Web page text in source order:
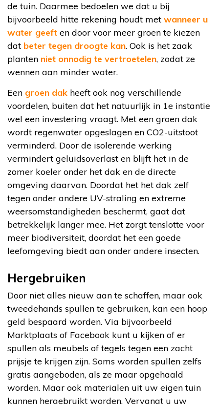
de tuin. Daarmee bedoelen we dat u bij
bijvoorbeeld hitte rekening houdt met wanneer u
water geeft en door voor meer groen te kiezen
dat beter tegen droogte kan. Ook is het zaak
planten niet onnodig te vertroetelen, zodat ze
wennen aan minder water.
Een groen dak heeft ook nog verschillende
voordelen, buiten dat het natuurlijk in 1e instantie
wel een investering vraagt. Met een groen dak
wordt regenwater opgeslagen en CO2-uitstoot
verminderd. Door de isolerende werking
vermindert geluidsoverlast en blijft het in de
zomer koeler onder het dak en de directe
omgeving daarvan. Doordat het het dak zelf
tegen onder andere UV-straling en extreme
weersomstandigheden beschermt, gaat dat
betrekkelijk langer mee. Het zorgt tenslotte voor
meer biodiversiteit, doordat het een goede
leefomgeving biedt aan onder andere insecten.
Hergebruiken
Door niet alles nieuw aan te schaffen, maar ook
tweedehands spullen te gebruiken, kan een hoop
geld bespaard worden. Via bijvoorbeeld
Marktplaats of Facebook kunt u kijken of er
spullen als meubels of tegels tegen een zacht
prijsje te krijgen zijn. Soms worden spullen zelfs
gratis aangeboden, als ze maar opgehaald
worden. Maar ook materialen uit uw eigen tuin
kunnen hergebruikt worden. Vervangt u uw